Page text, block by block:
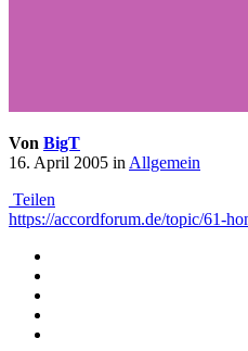
Von BigT
16. April 2005 in Allgemein
Teilen
https://accordforum.de/topic/61-